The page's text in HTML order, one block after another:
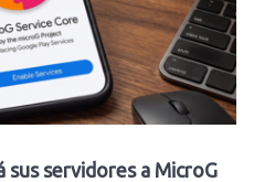
servidores a MicroG